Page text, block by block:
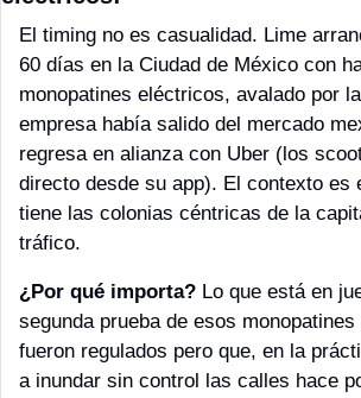
El timing no es casualidad. Lime
60 días en la Ciudad de México con
monopatines eléctricos, avalado por
empresa había salido del mercado
regresa en alianza con Uber (los
directo desde su app). El contexto es
tiene las colonias céntricas de la
tráfico.
¿Por qué importa? Lo que está en
segunda prueba de esos
fueron regulados pero que, en la
a inundar sin control las calles hace